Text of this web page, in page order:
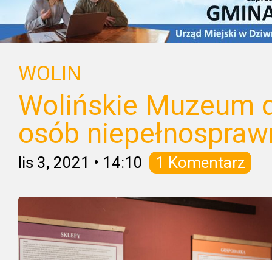
WOLIN
Wolińskie Muzeum
osób
lis 3, 2021 • 14:10 1 Komentarz